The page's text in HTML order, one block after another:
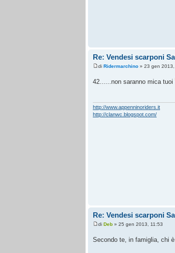
Re: Vendesi scarponi
di Ridermarchino » 23 gen
42......non saranno mica tuoi
http://www.appenninoriders.it
http://clanwc.blogspot.com/
Re: Vendesi scarponi
di Deb » 25 gen 2013, 11:53
Secondo te, in famiglia, chi